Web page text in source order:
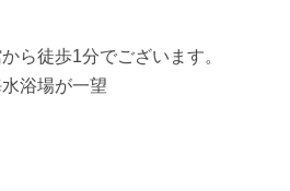
ら徒歩1分でございます。
浴場が一望